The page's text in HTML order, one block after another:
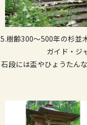
5.樹齢300〜500年の杉並
ガイド・ジ
石段には盃やひょうたん